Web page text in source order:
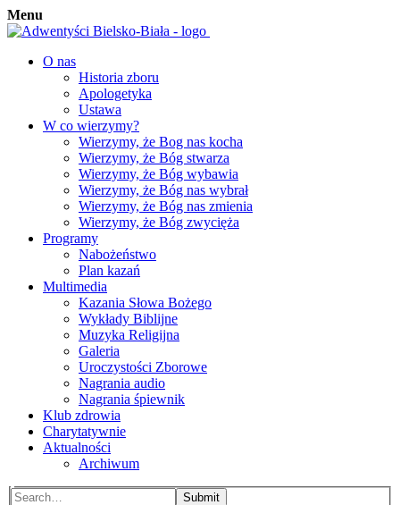
Menu
O nas
Historia zboru
Apologetyka
Ustawa
W co wierzymy?
Wierzymy, że Bog nas kocha
Wierzymy, że Bóg stwarza
Wierzymy, że Bóg wybawia
Wierzymy, że Bóg nas wybrał
Wierzymy, że Bóg nas zmienia
Wierzymy, że Bóg zwycięża
Programy
Nabożeństwo
Plan kazań
Multimedia
Kazania Słowa Bożego
Wykłady Biblijne
Muzyka Religijna
Galeria
Uroczystości Zborowe
Nagrania audio
Nagrania śpiewnik
Klub zdrowia
Charytatywnie
Aktualności
Archiwum
Submit